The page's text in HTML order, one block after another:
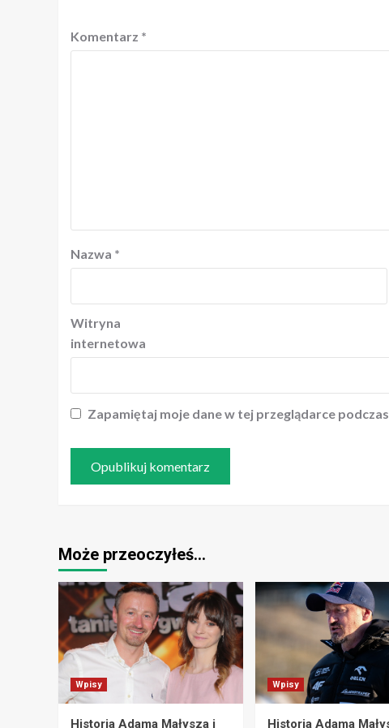
Komentarz *
Nazwa *
Witryna
internetowa
Zapamiętaj moje dane w tej przeglądarce
Może przeoczyłeś…
Wpisy
Historia Adama Małysza i
Wpisy
Historia Adama